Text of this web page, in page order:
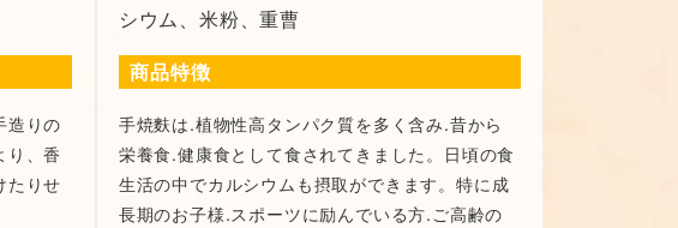
造りの
り、香
たりせ
シウム、米粉、重曹
商品特徴
手焼麩は.植物性高タンパク質を多く含み.昔から
栄養食.健康食として食されてきました。日頃の食
生活の中でカルシウムも摂取ができます。特に成
長期のお子様.スポーツに励んでいる方.ご高齢の